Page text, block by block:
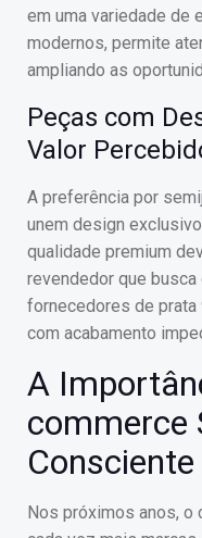
em uma variedade de
modernos, permite
ampliando as
Peças com
Valor
A preferência por
unem design
qualidade premium
revendedor que
fornecedores de prata
com acabamento
A
commerce
Consciente
Nos próximos anos, o